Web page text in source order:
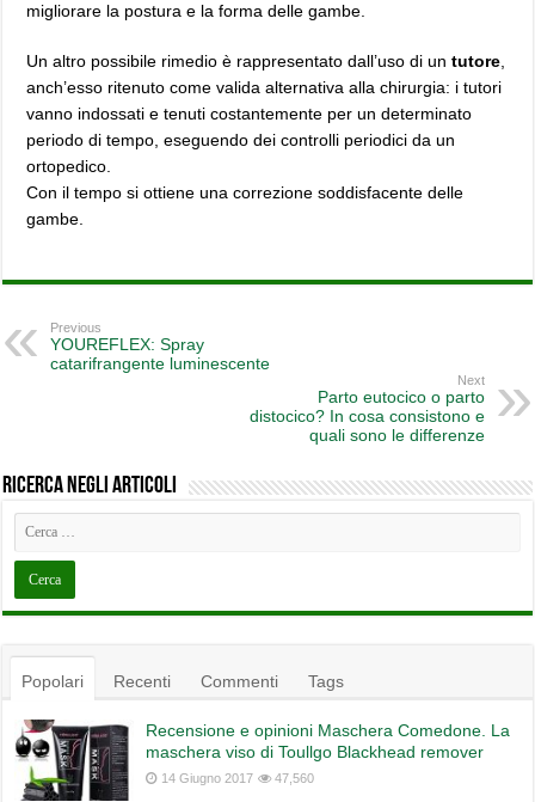
migliorare la postura e la forma delle gambe.
Un altro possibile rimedio è rappresentato dall’uso di untutore,
anch’esso ritenuto come valida alternativa alla chirurgia: i tutori
vanno indossati e tenuti costantemente per un determinato
periodo di tempo, eseguendo dei controlli periodici da un
ortopedico.
Con il tempo si ottiene una correzione soddisfacente delle
gambe.
Previous
YOUREFLEX: Spray
catarifrangente luminescente
Next
Parto eutocico o parto
distocico? In cosa consistono e
quali sono le differenze
Ricerca negli articoli
Popolari Recenti Commenti Tags
Recensione e opinioni Maschera Comedone. La
maschera viso di Toullgo Blackhead remover
14 Giugno 2017 47,560